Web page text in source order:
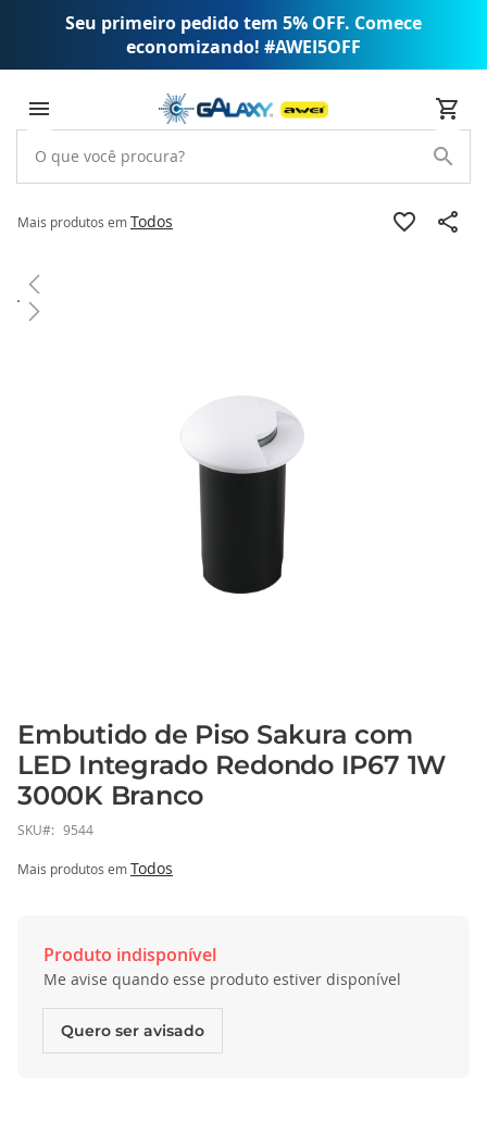
Seu primeiro pedido tem 5% OFF. Comece
economizando! #AWEI5OFF
Mais produtos emTodos
Pular
para
Saltar
para
o
início
da
de
Embutido de Piso Sakura com
LED Integrado Redondo IP67 1W
3000K Branco
SKU 9544
Mais produtos emTodos
Produto indisponível
Me avise quando esse produto estiver disponível
Quero ser avisado